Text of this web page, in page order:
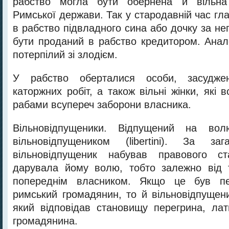
Римської держави. Так у стародавній час
в рабство підвладного сина або дочку за
бути проданий в рабство кредитором.
потерпілий зі злодієм.
У рабство оберталися особи,
каторжних робіт, а також вільні жінки, які
рабами всупереч заборони власника.
Вільновідпущеники. Відпущений на
вільновідпущеником (libertini). За
вільновідпущеник набував правового
дарувала йому волю, тобто залежно від
попереднім власником. Якщо це був
римський громадянин, то й
який відповідав становищу перегрина,
громадянина.